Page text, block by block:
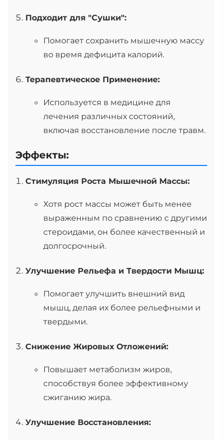
Подходит для "Сушки":
Помогает сохранить мышечную массу
во время дефицита калорий.
Терапевтическое Применение:
Используется в медицине для
лечения различных состояний,
включая восстановление после травм.
Эффекты:
Стимуляция Роста Мышечной Массы:
Хотя рост массы может быть менее
выраженным по сравнению с другими
стероидами, он более качественный и
долгосрочный.
Улучшение Рельефа и Твердости Мышц:
Помогает улучшить внешний вид
мышц, делая их более рельефными и
твердыми.
Снижение Жировых Отложений:
Повышает метаболизм жиров,
способствуя более эффективному
сжиганию жира.
Улучшение Восстановления: